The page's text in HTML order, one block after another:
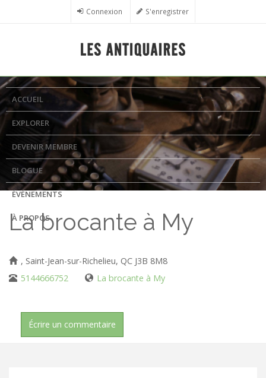
Aller au contenu principalConnexion S'enregistrer
ACCUEIL
EXPLORER
DEVENIR MEMBRE
BLOGUE
ÉVÉNEMENTS
À PROPOS
La brocante à My
, Saint-Jean-sur-Richelieu, QC J3B 8M8
5144666752
La brocante à My
Écrire un commentaire